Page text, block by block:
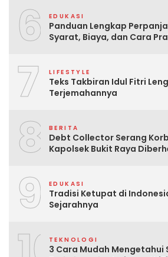
6 EDUKASI
Panduan Lengkap
Syarat, Biaya, dan Cara
7 LIFESTYLE
Teks Takbiran Idul Fitri
Terjemahannya
8 BERITA
Debt Collector Serang
Kapolsek Bukit Raya
9 EDUKASI
Tradisi Ketupat di
Sejarahnya
TEKNOLOGI
3 Cara Mudah Mengetahui